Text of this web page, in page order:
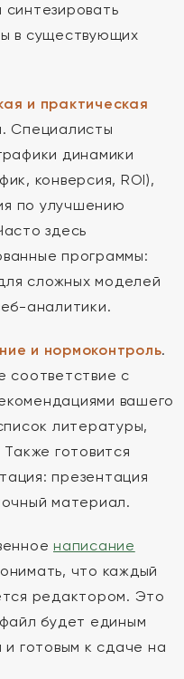
в существующих
и практическая
Специалисты
динамики
конверсия, ROI),
по улучшению
здесь
программы:
сложных моделей
аналитики.
и нормоконтроль.
соответствие с
вашего
литературы,
готовится
презентация
материал.
написание
что каждый
редактором. Это
будет единым
и готовым к сдаче на